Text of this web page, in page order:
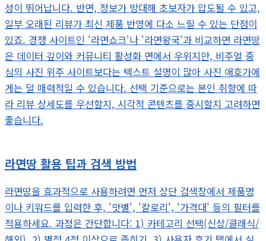
성이 뛰어납니다. 반면, 정보가 방대해 초보자가 압도될 수 있고,
일부 오래된 리뷰가 최신 제품 반영에 다소 느릴 수 있는 단점이
있죠. 경쟁 사이트인 '라면쇼크'나 '라면왕국'과 비교하면 라면땅
은 데이터 깊이와 커뮤니티 활성화 면에서 우위지만, 비주얼 중
심의 사진 위주 사이트보다는 텍스트 설명이 많아 사진 애호가에
게는 덜 매력적일 수 있습니다. 선택 기준으로는 본인 취향에 따
라 리뷰 상세도를 우선할지, 시각적 콘텐츠를 중시할지 고려하면
좋습니다.
라면땅 활용 팁과 검색 방법
라면땅을 효과적으로 사용하려면 먼저 상단 검색창에서 제품명
이나 키워드를 입력한 후, '맛별', '칼로리', '가격대' 등의 필터를
적용하세요. 과정은 간단합니다: 1) 카테고리 선택(신상/클래식/